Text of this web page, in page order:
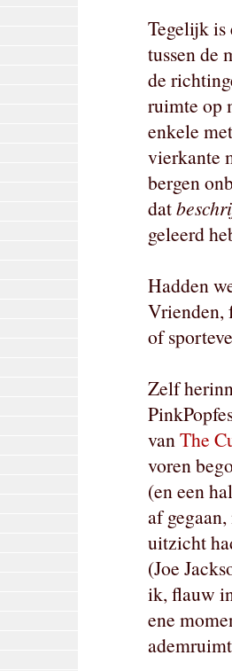
Tegelijk
tussen de
de
ruimte op
enkele
vierkante
bergen
dat
geleerd
Hadden
Vrienden,
of
Zelf
vanThe
voren
(en een
af
uitzicht
(Joe
ik, flauw
ene